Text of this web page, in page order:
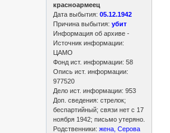
красноармеец
Дата выбытия: 05.12.1942
Причина выбытия: убит
Информация об архиве -
Источник информации:
ЦАМО
Фонд ист. информации: 58
Опись ист. информации:
977520
Дело ист. информации: 953
Доп. сведения: стрелок;
беспартийный; связи нет с 17
ноября 1942; письмо утеряно.
Родственники:жена, Серова